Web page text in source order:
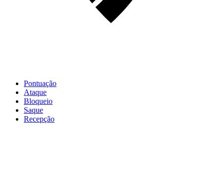
Pontuação
Ataque
Bloqueio
Saque
Recepção